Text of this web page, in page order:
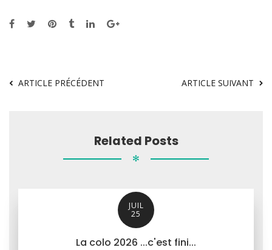
ARTICLE PRÉCÉDENT ARTICLE SUIVANT
Related Posts
✻
JUIL
25
La colo 2026 ...c'est fini...